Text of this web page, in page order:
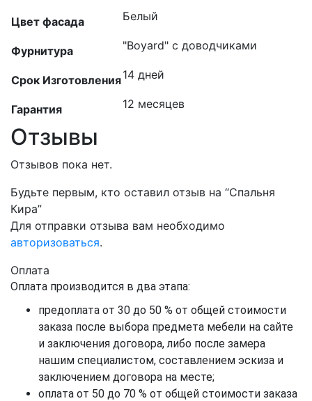
Цвет фасада Белый
Фурнитура "Boyard" с доводчиками
Срок Изготовления14 дней
Гарантия 12 месяцев
Отзывы
Отзывов пока нет.
Будьте первым, кто оставил отзыв на “Спальня
Кира”
Для отправки отзыва вам необходимо
авторизоваться.
Оплата
Оплата производится в два этапа:
предоплата от 30 до 50 % от общей стоимости
заказа после выбора предмета мебели на сайте
и заключения договора, либо после замера
нашим специалистом, составлением эскиза и
заключением договора на месте;
оплата от 50 до 70 % от общей стоимости заказа